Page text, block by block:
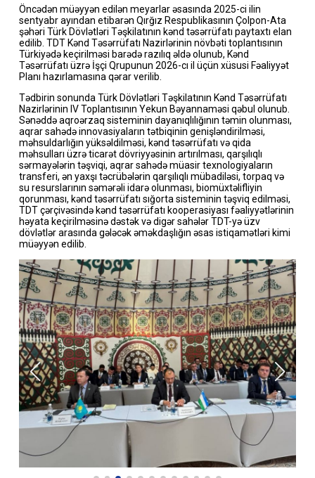
Öncədən müəyyən edilən meyarlar əsasında 2025-ci ilin
sentyabr ayından etibarən Qırğız Respublikasının Çolpon-Ata
şəhəri Türk Dövlətləri Təşkilatının kənd təsərrüfatı paytaxtı elan
edilib. TDT Kənd Təsərrüfatı Nazirlərinin növbəti toplantısının
Türkiyədə keçirilməsi barədə razılıq əldə olunub, Kənd
Təsərrüfatı üzrə İşçi Qrupunun 2026-cı il üçün xüsusi Fəaliyyət
Planı hazırlamasına qərar verilib.
Tədbirin sonunda Türk Dövlətləri Təşkilatının Kənd Təsərrüfatı
Nazirlərinin IV Toplantısının Yekun Bəyannaməsi qəbul olunub.
Sənəddə aqroərzaq sisteminin dayanıqlılığının təmin olunması,
aqrar sahədə innovasiyaların tətbiqinin genişləndirilməsi,
məhsuldarlığın yüksəldilməsi, kənd təsərrüfatı və qida
məhsulları üzrə ticarət dövriyyəsinin artırılması, qarşılıqlı
sərmayələrin təşviqi, aqrar sahədə müasir texnologiyaların
transferi, ən yaxşı təcrübələrin qarşılıqlı mübadiləsi, torpaq və
su resurslarının səmərəli idarə olunması, biomüxtəlifliyin
qorunması, kənd təsərrüfatı sığorta sisteminin təşviq edilməsi,
TDT çərçivəsində kənd təsərrüfatı kooperasiyası fəaliyyətlərinin
həyata keçirilməsinə dəstək və digər sahələr TDT-yə üzv
dövlətlər arasında gələcək əməkdaşlığın əsas istiqamətləri kimi
müəyyən edilib.